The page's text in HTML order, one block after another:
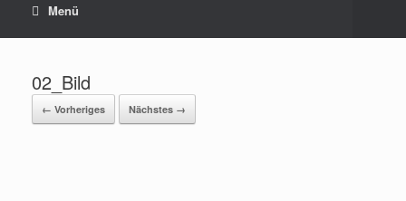
Menü
02_Bild
← Vorheriges Nächstes →